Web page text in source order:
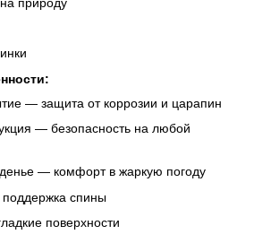
— защита от коррозии и царапин
— безопасность на любой
— комфорт в жаркую погоду
спины
поверхности